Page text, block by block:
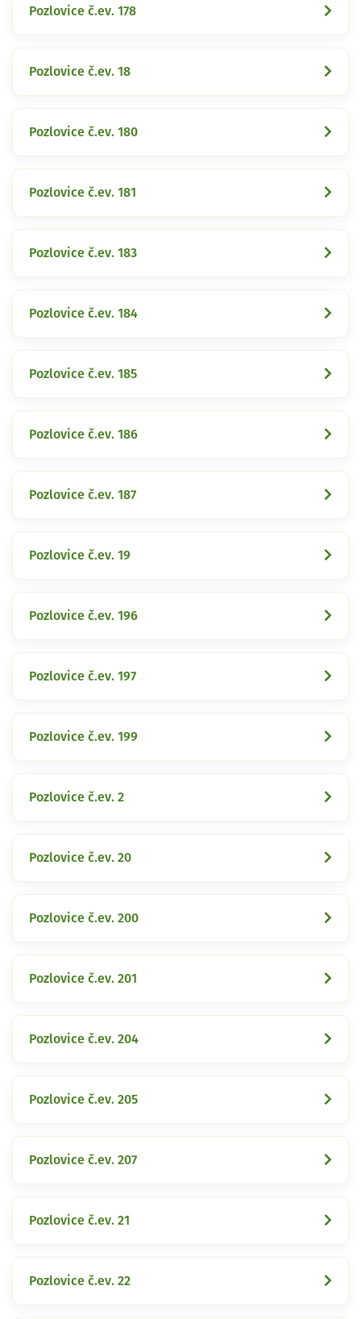
Pozlovice č.ev. 178
Pozlovice č.ev. 18
Pozlovice č.ev. 180
Pozlovice č.ev. 181
Pozlovice č.ev. 183
Pozlovice č.ev. 184
Pozlovice č.ev. 185
Pozlovice č.ev. 186
Pozlovice č.ev. 187
Pozlovice č.ev. 19
Pozlovice č.ev. 196
Pozlovice č.ev. 197
Pozlovice č.ev. 199
Pozlovice č.ev. 2
Pozlovice č.ev. 20
Pozlovice č.ev. 200
Pozlovice č.ev. 201
Pozlovice č.ev. 204
Pozlovice č.ev. 205
Pozlovice č.ev. 207
Pozlovice č.ev. 21
Pozlovice č.ev. 22